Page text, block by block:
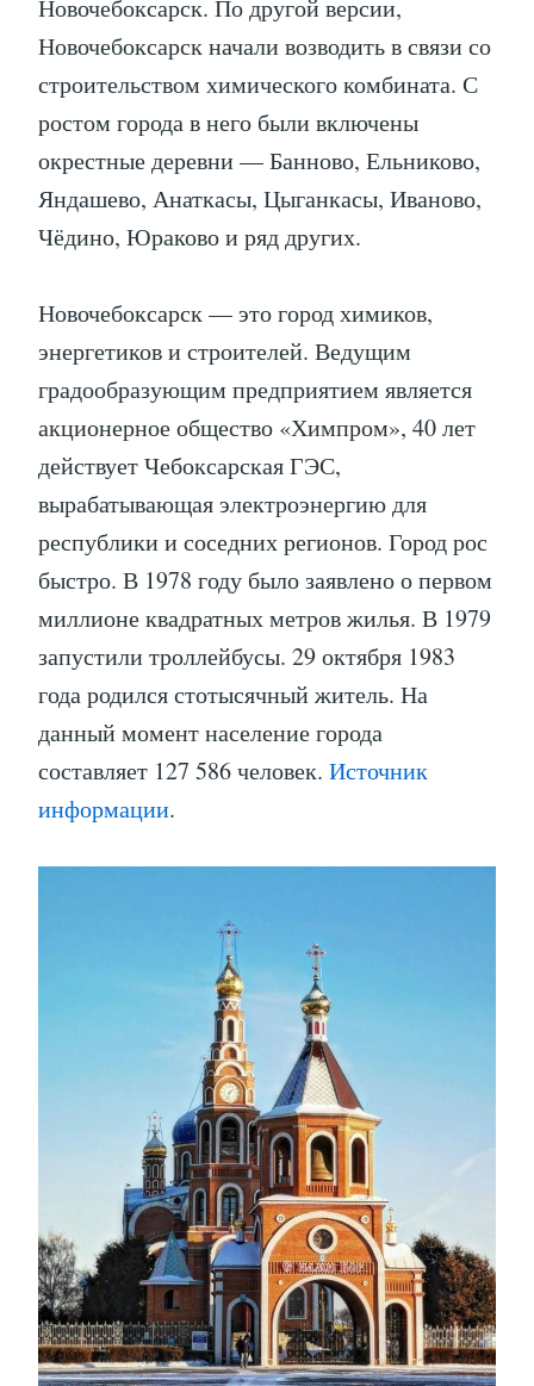
Новочебоксарск. По другой версии,
Новочебоксарск начали возводить в связи со
строительством химического комбината. С
ростом города в него были включены
окрестные деревни — Банново, Ельниково,
Яндашево, Анаткасы, Цыганкасы, Иваново,
Чёдино, Юраково и ряд других.
Новочебоксарск — это город химиков,
энергетиков и строителей. Ведущим
градообразующим предприятием является
акционерное общество «Химпром», 40 лет
действует Чебоксарская ГЭС,
вырабатывающая электроэнергию для
республики и соседних регионов. Город рос
быстро. В 1978 году было заявлено о первом
миллионе квадратных метров жилья. В 1979
запустили троллейбусы. 29 октября 1983
года родился стотысячный житель. На
данный момент население города
составляет 127 586 человек. Источник
информации.